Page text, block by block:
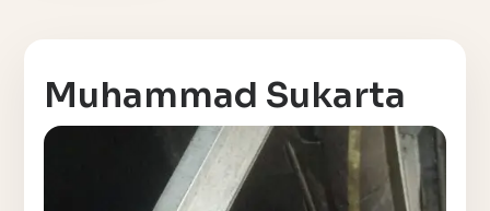
Muhammad Sukarta